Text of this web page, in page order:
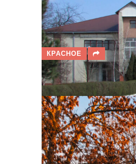
КРАСНОЕ
ИНДЕКС